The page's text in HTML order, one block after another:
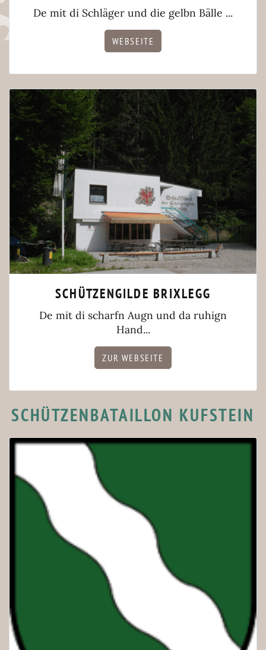
De mit di Schläger und die gelbn Bälle ...
WEBSEITE
SCHÜTZENGILDE BRIXLEGG
De mit di scharfn Augn und da ruhign
Hand...
ZUR WEBSEITE
SCHÜTZENBATAILLON KUFSTEIN